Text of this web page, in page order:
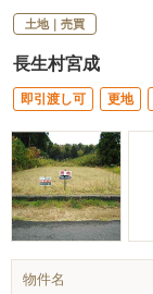
土地｜売買
長生村宮成
即引渡し可 更地
物件名